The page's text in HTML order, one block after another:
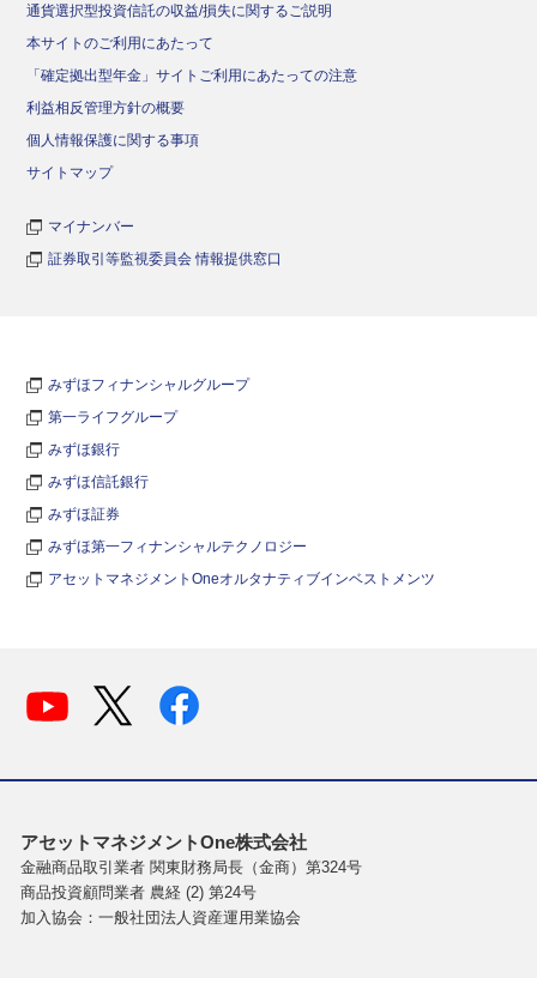
通貨選択型投資信託の収益/損失に関するご説明
本サイトのご利用にあたって
「確定拠出型年金」サイトご利用にあたっての注意
利益相反管理方針の概要
個人情報保護に関する事項
サイトマップ
マイナンバー
証券取引等監視委員会 情報提供窓口
みずほフィナンシャルグループ
第一ライフグループ
みずほ銀行
みずほ信託銀行
みずほ証券
みずほ第一フィナンシャルテクノロジー
アセットマネジメントOneオルタナティブインベストメンツ
アセットマネジメントOne株式会社
金融商品取引業者 関東財務局長（金商）第324号
商品投資顧問業者 農経 (2) 第24号
加入協会：一般社団法人資産運用業協会